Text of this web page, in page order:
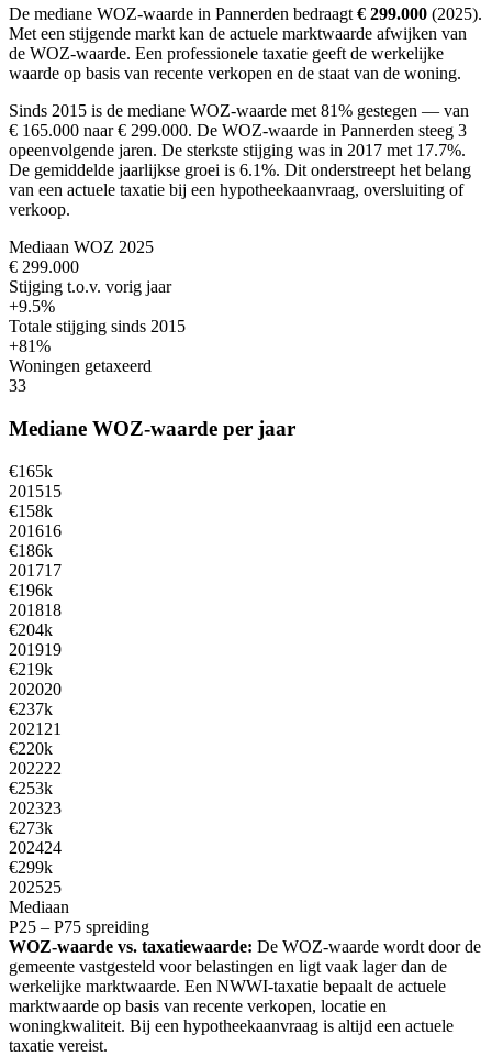
De mediane WOZ-waarde in Pannerden bedraagt € 299.000 (2025).
Met een stijgende markt kan de actuele marktwaarde afwijken van
de WOZ-waarde. Een professionele taxatie geeft de werkelijke
waarde op basis van recente verkopen en de staat van de woning.
Sinds 2015 is de mediane WOZ-waarde met 81% gestegen — van
€ 165.000 naar € 299.000. De WOZ-waarde in Pannerden steeg 3
opeenvolgende jaren. De sterkste stijging was in 2017 met 17.7%.
De gemiddelde jaarlijkse groei is 6.1%. Dit onderstreept het belang
van een actuele taxatie bij een hypotheekaanvraag, oversluiting of
verkoop.
Mediaan WOZ 2025
€ 299.000
Stijging t.o.v. vorig jaar
+9.5%
Totale stijging sinds 2015
+81%
Woningen getaxeerd
33
Mediane WOZ-waarde per jaar
€165k
201515
€158k
201616
€186k
201717
€196k
201818
€204k
201919
€219k
202020
€237k
2021 21
€220k
202222
€253k
202323
€273k
202424
€299k
202525
Mediaan
P25 – P75 spreiding
WOZ-waarde vs. taxatiewaarde: De WOZ-waarde wordt door de
gemeente vastgesteld voor belastingen en ligt vaak lager dan de
werkelijke marktwaarde. Een NWWI-taxatie bepaalt de actuele
marktwaarde op basis van recente verkopen, locatie en
woningkwaliteit. Bij een hypotheekaanvraag is altijd een actuele
taxatie vereist.